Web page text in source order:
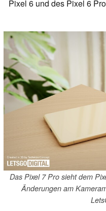
Pixel 6 und des Pixel 6
Das Pixel 7 Pro sieht dem
Änderungen am